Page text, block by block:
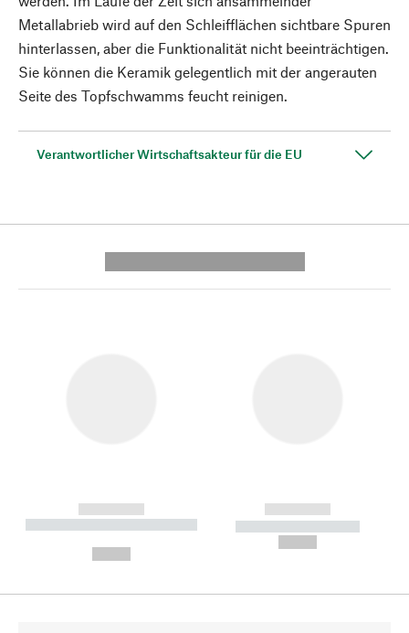
Metallabrieb wird auf den Schleifflächen sichtbare Spuren
hinterlassen, aber die Funktionalität nicht beeinträchtigen.
Sie können die Keramik gelegentlich mit der angerauten
Seite des Topfschwamms feucht reinigen.
Verantwortlicher Wirtschaftsakteur für die EU
------------
----------- ----------- --------
------------
----------- -----------